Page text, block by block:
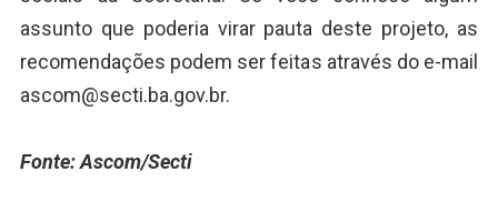
assunto que poderia virar pauta deste projeto, as
recomendações podem ser feitas através do e-mail
ascom@secti.ba.gov.br.
Fonte: Ascom/Secti